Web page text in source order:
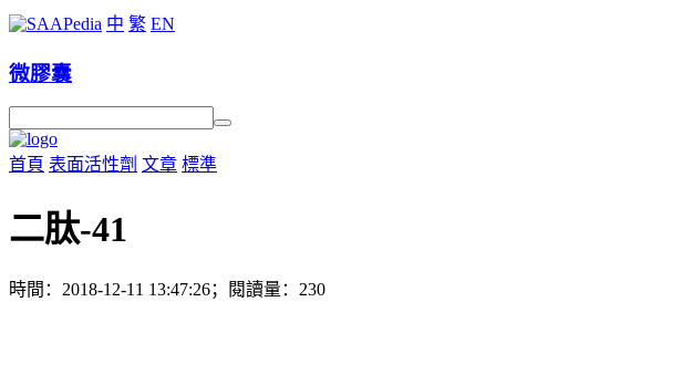
中 繁 EN
微膠囊
首頁 表面活性劑 文章 標準
二肽-41
時間：2018-12-11 13:47:26；閱讀量：230